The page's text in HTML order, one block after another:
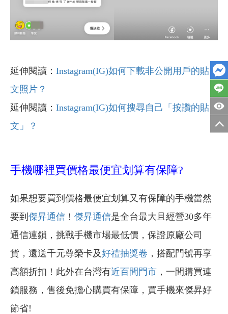
延伸閱讀： Instagram(IG)如何下載非公開用戶的貼
文照片？
延伸閱讀： Instagram(IG)如何搜尋自己「按讚的貼
文」？
手機哪裡買價格最便宜划算有保障?
如果想要買到價格最便宜划算又有保障的手機當然
要到 傑昇通信 ！ 傑昇通信是全台最大且經營30多年
通信連鎖，挑戰手機市場最低價，保證原廠公司
貨，還送千元尊榮卡及好禮抽獎卷 ，搭配門號再享
高額折扣！此外在台灣有近百間門市 ，一間購買連
鎖服務，售後免擔心購買有保障，買手機來傑昇好
節省!